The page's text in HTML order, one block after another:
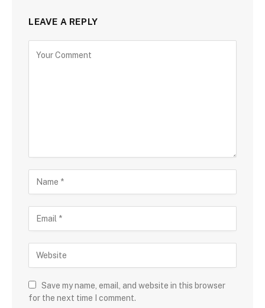
LEAVE A REPLY
Save my name, email, and website in this browser
for the next time I comment.